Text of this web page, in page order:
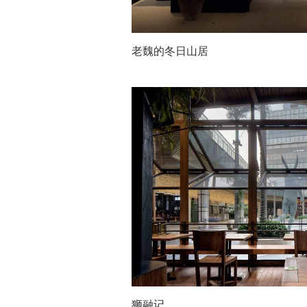
老魏的冬日山居
狮融记